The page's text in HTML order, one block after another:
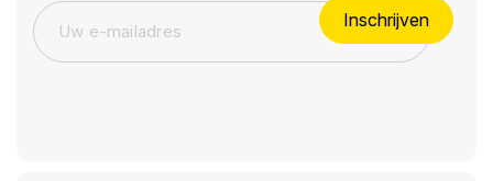
Inschrijven